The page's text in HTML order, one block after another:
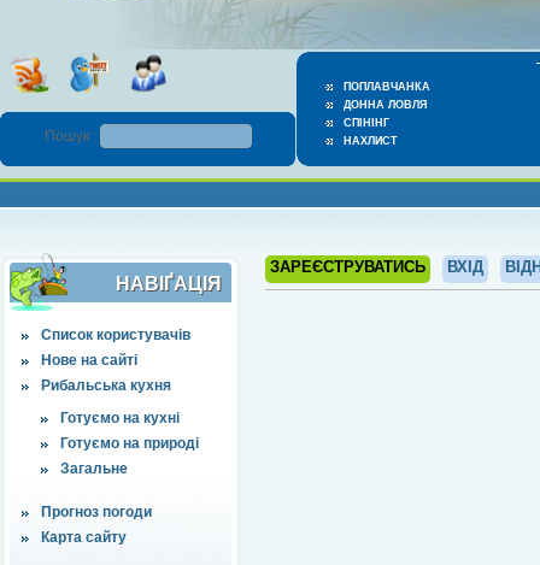
ПОПЛАВЧАНКА
ДОННА ЛОВЛЯ
СПІНІНГ
НАХЛИСТ
Пошук :
НАВІҐАЦІЯ
Список користувачів
Нове на сайті
Рибальська кухня
Готуємо на кухні
Готуємо на природі
Загальне
Прогноз погоди
Карта сайту
ЗАРЕЄСТРУВАТИСЬ ВХІД